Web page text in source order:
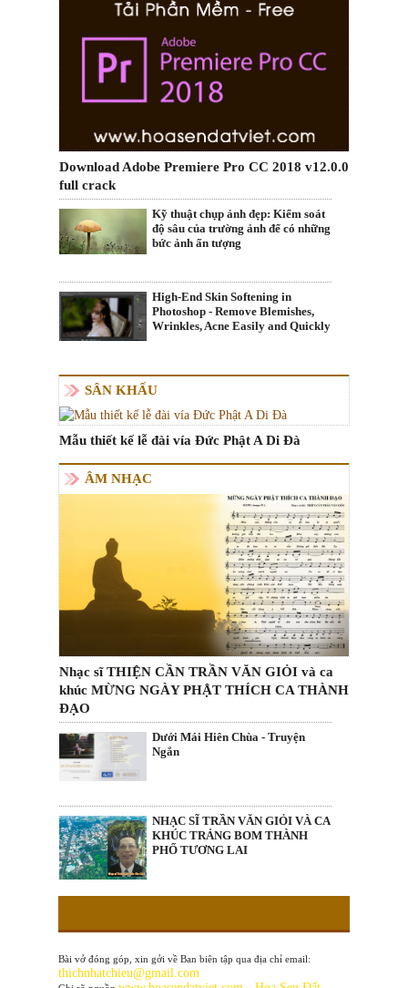
Download Adobe Premiere Pro CC 2018 v12.0.0
full crack
Kỹ thuật chụp ảnh đẹp: Kiểm soát
độ sâu của trường ảnh để có những
bức ảnh ấn tượng
High-End Skin Softening in
Photoshop - Remove Blemishes,
Wrinkles, Acne Easily and Quickly
SÂN KHẤU
Mẫu thiết kế lễ đài vía Đức Phật A Di Đà
ÂM NHẠC
Nhạc sĩ THIỆN CẦN TRẦN VĂN GIỎI và ca
khúc MỪNG NGÀY PHẬT THÍCH CA THÀNH
ĐẠO
Dưới Mái Hiên Chùa - Truyện
Ngắn
NHẠC SĨ TRẦN VĂN GIỎI VÀ CA
KHÚC TRẢNG BOM THÀNH
PHỐ TƯƠNG LAI
Bài vở đóng góp, xin gởi về Ban biên tập qua địa chỉ email:
thichnhatchieu@gmail.com